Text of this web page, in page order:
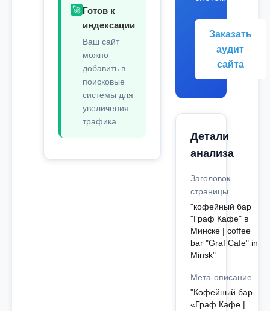
🚀 Готов к
индексации
Ваш сайт
можно
добавить в
поисковые
системы для
увеличения
трафика.
Заказать
аудит
сайта
Детали
анализа
Заголовок
страницы
"кофейный бар
"Граф Кафе" в
Минске | coffee
bar "Graf Cafe" in
Minsk"
Мета-описание
"Кофейный бар
«Граф Кафе |